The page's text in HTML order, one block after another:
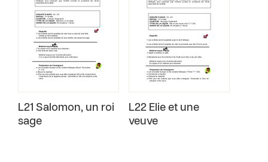
L21 Salomon, un roi
sage
L22 Elie et une
veuve